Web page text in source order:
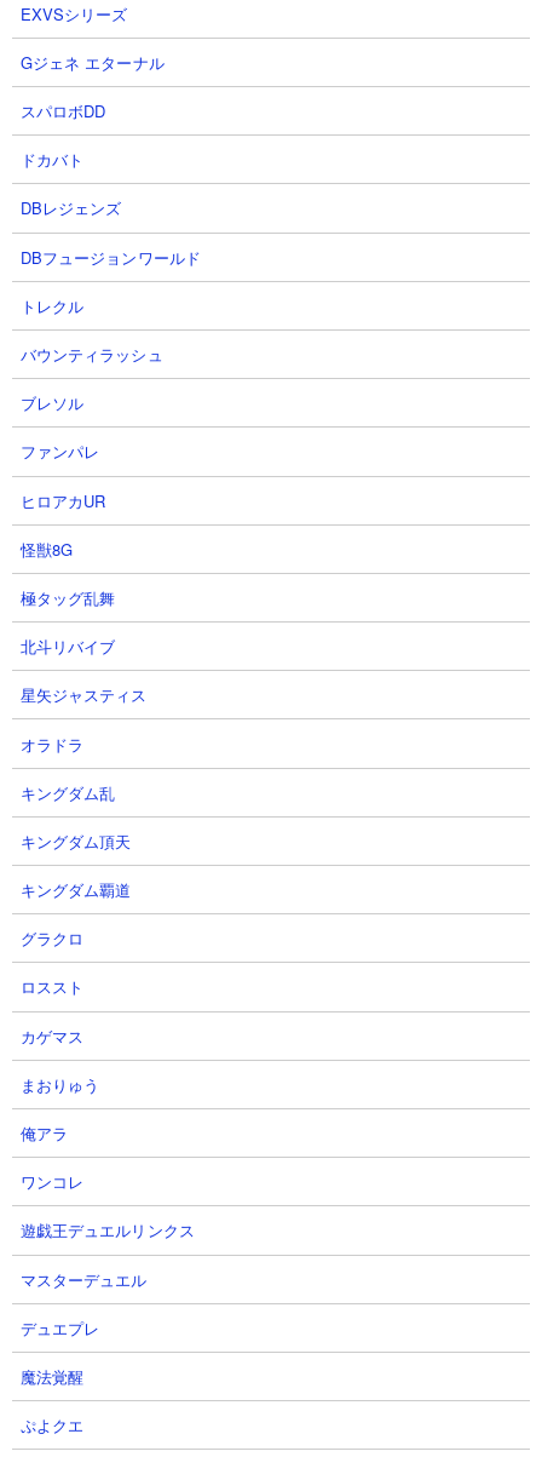
【怪獣8号】レノ限定キャラとし
て実装確定!!今度の怪獣連戦は注
に!!【怪獣8G】【怪獣8号 THE
GAME】
あす雨のゲーム攻略部さん
2026.08.08 15:24（1日前）
【怪獣8G】【怪獣連戦
にしや【Nishiya】さん
【怪獣8G】メダル交換所&ガチャ
優先順位最強ランキングTOP6解
説！取り逃がし後悔注意...今は〇
〇入手すべき【怪獣8号 THE
GAME】
にしや【Nishiya】さん
2026.08.08 12:42（1日前）
9
能性大！【怪獣８号】【怪獣８号
ゼルさん
10
【怪獣8号】この動画でもう迷わ
ない!!超重要な復刻ガチャの優先
度ガイド完全版!!【怪獣8G】【怪
獣8号 THE GAME】
あす雨のゲーム攻略部さん
11
れたクローザ6号市川レノ入り最
いますか？【怪獣8号 THE
【怪獣8G】今でも強い〇〇が...1
周年限定復刻ゾーイ性能引くべき
か解説！持ってない人は無凸でも
引くべき？【怪獣8号 THE
GAME】
にしや【Nishiya】さん
13
【怪獣8号】新機能「増幅」はど
2026.08.07 12:40（2日前）
EXVSシリーズ
Gジェネ エターナル
スパロボDD
ドカバト
DBレジェンズ
DBフュージョンワールド
トレクル
バウンティラッシュ
ブレソル
ファンパレ
ヒロアカUR
怪獣8G
極タッグ乱舞
北斗リバイブ
星矢ジャスティス
オラドラ
キングダム乱
キングダム頂天
キングダム覇道
グラクロ
ロススト
カゲマス
まおりゅう
俺アラ
ワンコレ
遊戯王デュエルリンクス
マスターデュエル
デュエプレ
魔法覚醒
ぷよクエ